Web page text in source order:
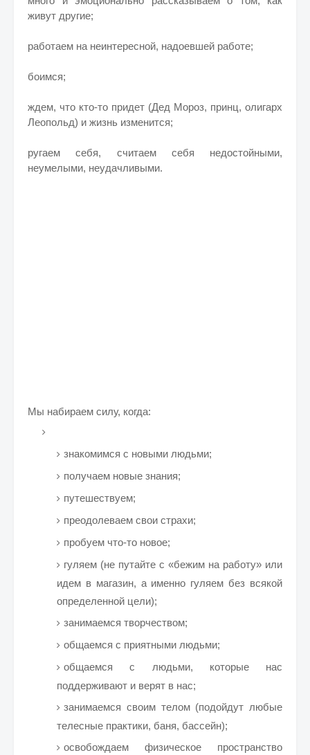
живут другие;
работаем на неинтересной, надоевшей работе;
боимся;
ждем, что кто-то придет (Дед Мороз, принц, олигарх
Леопольд) и жизнь изменится;
ругаем себя, считаем себя недостойными,
неумелыми, неудачливыми.
Мы набираем силу, когда:
знакомимся с новыми людьми;
получаем новые знания;
путешествуем;
преодолеваем свои страхи;
пробуем что-то новое;
гуляем (не путайте с «бежим на работу» или
идем в магазин, а именно гуляем без всякой
определенной цели);
занимаемся творчеством;
общаемся с приятными людьми;
общаемся с людьми, которые нас
поддерживают и верят в нас;
занимаемся своим телом (подойдут любые
телесные практики, баня, бассейн);
освобождаем физическое пространство